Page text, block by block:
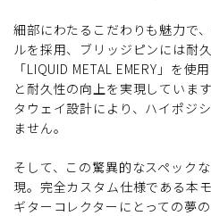
細部にわたるこだわりも魅力で
ルを採用、ブリッジピンには耐
「LIQUID METAL EMERY」を
と耐久性の向上を実現していま
タウェイ設計により、ハイポジ
ません。
そして、この驚異的なスペック
現。完全カスタム仕様である本
ギターコレクターにとっての夢